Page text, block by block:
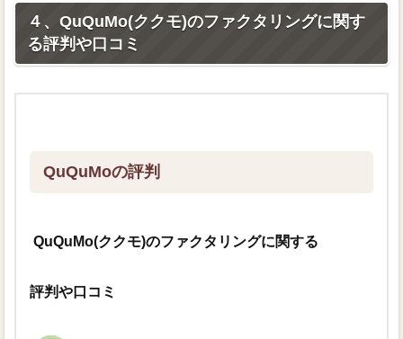
４、QuQuMo(ククモ)のファクタリングに関す
る評判や口コミ
QuQuMoの評判
QuQuMo(ククモ)のファクタリングに関する
評判や口コミ